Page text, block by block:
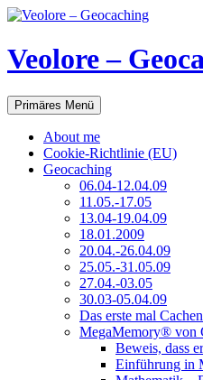
Veolore –
Suchen
Primäres Menü Zum
Inhalt
About me
Cookie-Richtlinie (EU)
Geocaching
06.04-12.04.09
11.05.-17.05
13.04-19.04.09
18.01.2009
20.04.-26.04.09
25.05.-31.05.09
27.04.-03.05
30.03-05.04.09
Das erste mal
MegaMemory® von
Beweis, dass
Einführung in